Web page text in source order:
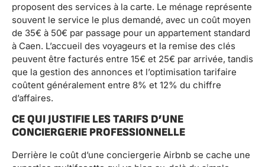
proposent des services à la carte. Le ménage représente
souvent le service le plus demandé, avec un coût moyen
de 35€ à 50€ par passage pour un appartement standard
à Caen. L’accueil des voyageurs et la remise des clés
peuvent être facturés entre 15€ et 25€ par arrivée, tandis
que la gestion des annonces et l’optimisation tarifaire
coûtent généralement entre 8% et 12% du chiffre
d’affaires.
CE QUI JUSTIFIE LES TARIFS D’UNE
CONCIERGERIE PROFESSIONNELLE
Derrière le coût d’une conciergerie Airbnb se cache une